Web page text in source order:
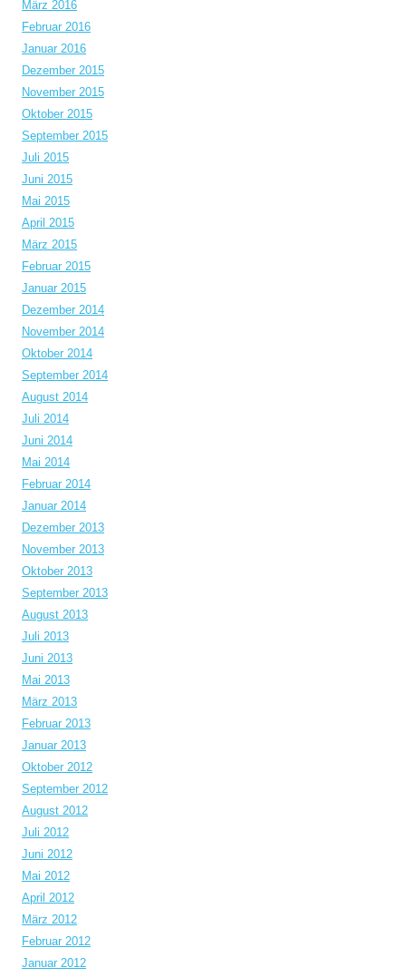
März 2016
Februar 2016
Januar 2016
Dezember 2015
November 2015
Oktober 2015
September 2015
Juli 2015
Juni 2015
Mai 2015
April 2015
März 2015
Februar 2015
Januar 2015
Dezember 2014
November 2014
Oktober 2014
September 2014
August 2014
Juli 2014
Juni 2014
Mai 2014
Februar 2014
Januar 2014
Dezember 2013
November 2013
Oktober 2013
September 2013
August 2013
Juli 2013
Juni 2013
Mai 2013
März 2013
Februar 2013
Januar 2013
Oktober 2012
September 2012
August 2012
Juli 2012
Juni 2012
Mai 2012
April 2012
März 2012
Februar 2012
Januar 2012